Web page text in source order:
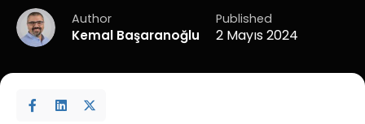
Author
Kemal Başaranoğlu
Published
2 Mayıs 2024